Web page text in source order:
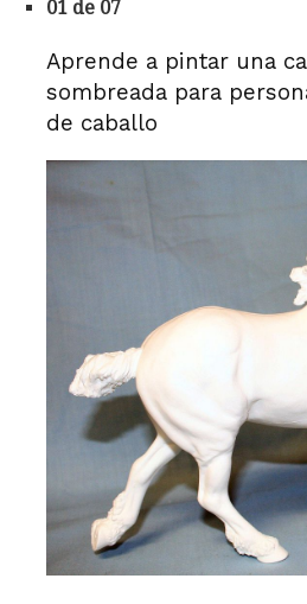
01 de 07
Aprende a pintar una
sombreada para
de caballo